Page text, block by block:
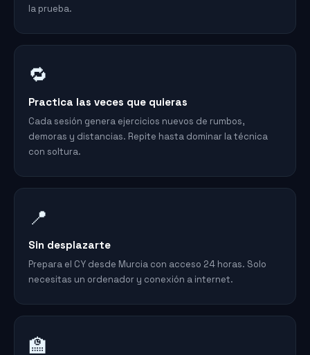
la prueba.
🔁
Practica las veces que quieras
Cada sesión genera ejercicios nuevos de rumbos,
demoras y distancias. Repite hasta dominar la técnica
con soltura.
📍
Sin desplazarte
Prepara el CY desde Murcia con acceso 24 horas. Solo
necesitas un ordenador y conexión a internet.
🏫